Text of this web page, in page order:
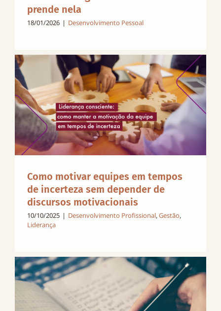
prende nela
18/01/2026 | Desenvolvimento Pessoal
Como motivar equipes em tempos
de incerteza sem depender de
discursos motivacionais
10/10/2025 | Desenvolvimento Profissional,Gestão,
Liderança